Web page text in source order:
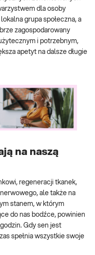
dla osoby
grupa społeczna, a
zagospodarowany
i potrzebnym,
apetyt na dalsze długie
na naszą
regeneracji tkanek,
nerwowego, ale także na
stanem, w którym
do nas bodźce, powinien
Gdy sen jest
spełnia wszystkie swoje